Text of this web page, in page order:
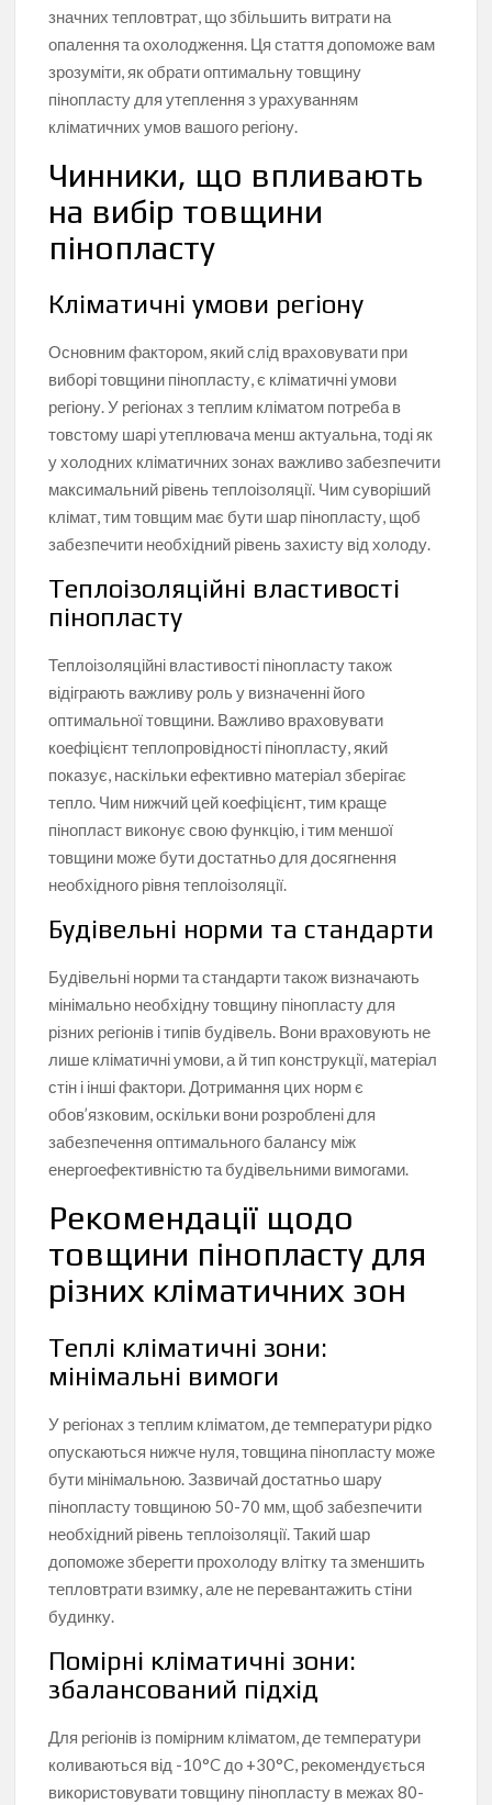
значних тепловтрат, що збільшить витрати на
опалення та охолодження. Ця стаття допоможе вам
зрозуміти, як обрати оптимальну товщину
пінопласту для утеплення з урахуванням
кліматичних умов вашого регіону.
Чинники, що впливають
на вибір товщини
пінопласту
Кліматичні умови регіону
Основним фактором, який слід враховувати при
виборі товщини пінопласту, є кліматичні умови
регіону. У регіонах з теплим кліматом потреба в
товстому шарі утеплювача менш актуальна, тоді як
у холодних кліматичних зонах важливо забезпечити
максимальний рівень теплоізоляції. Чим суворіший
клімат, тим товщим має бути шар пінопласту, щоб
забезпечити необхідний рівень захисту від холоду.
Теплоізоляційні властивості
пінопласту
Теплоізоляційні властивості пінопласту також
відіграють важливу роль у визначенні його
оптимальної товщини. Важливо враховувати
коефіцієнт теплопровідності пінопласту, який
показує, наскільки ефективно матеріал зберігає
тепло. Чим нижчий цей коефіцієнт, тим краще
пінопласт виконує свою функцію, і тим меншої
товщини може бути достатньо для досягнення
необхідного рівня теплоізоляції.
Будівельні норми та стандарти
Будівельні норми та стандарти також визначають
мінімально необхідну товщину пінопласту для
різних регіонів і типів будівель. Вони враховують не
лише кліматичні умови, а й тип конструкції, матеріал
стін і інші фактори. Дотримання цих норм є
обов’язковим, оскільки вони розроблені для
забезпечення оптимального балансу між
енергоефективністю та будівельними вимогами.
Рекомендації щодо
товщини пінопласту для
різних кліматичних зон
Теплі кліматичні зони:
мінімальні вимоги
У регіонах з теплим кліматом, де температури рідко
опускаються нижче нуля, товщина пінопласту може
бути мінімальною. Зазвичай достатньо шару
пінопласту товщиною 50-70 мм, щоб забезпечити
необхідний рівень теплоізоляції. Такий шар
допоможе зберегти прохолоду влітку та зменшить
тепловтрати взимку, але не перевантажить стіни
будинку.
Помірні кліматичні зони:
збалансований підхід
Для регіонів із помірним кліматом, де температури
коливаються від -10°C до +30°C, рекомендується
використовувати товщину пінопласту в межах 80-